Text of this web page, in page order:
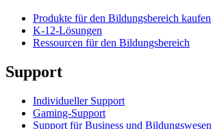
Produkte für den Bildungsbereich kaufen
K-12-Lösungen
Ressourcen für den Bildungsbereich
Support
Individueller Support
Gaming-Support
Support für Business und Bildungswesen